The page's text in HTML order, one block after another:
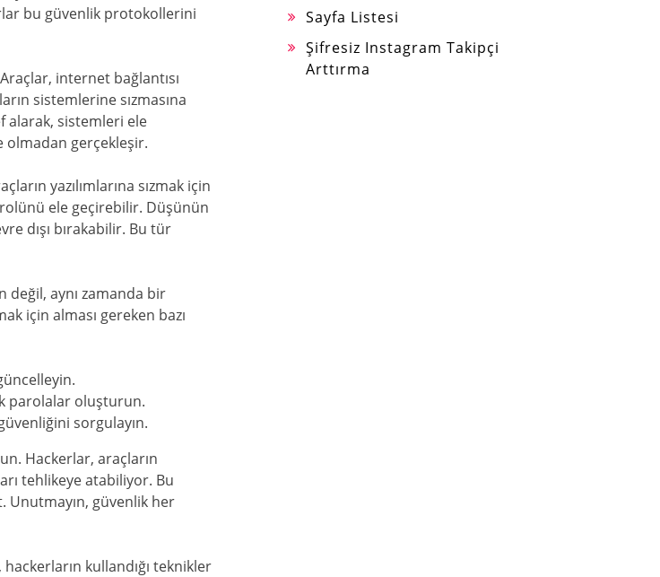
bu güvenlik protokollerini
internet bağlantısı
sistemlerine sızmasına
alarak, sistemleri ele
olmadan gerçekleşir.
yazılımlarına sızmak için
ele geçirebilir. Düşünün
dışı bırakabilir. Bu tür
değil, aynı zamanda bir
için alması gereken bazı
parolalar oluşturun.
sorgulayın.
Hackerlar, araçların
tehlikeye atabiliyor. Bu
Unutmayın, güvenlik her
kullandığı teknikler
Sayfa Listesi
Şifresiz Instagram Takipçi
Arttırma